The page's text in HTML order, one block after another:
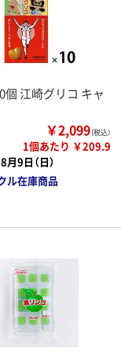
個 江崎グリコ キャ
￥2,099（税込）
1個あたり ￥209.9
8月9日（日）
ル在庫商品